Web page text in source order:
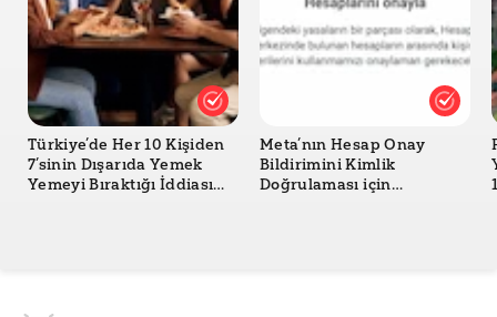
Türkiye’de Her 10 Kişiden
7’sinin Dışarıda Yemek
Yemeyi Bıraktığı İddiası
Meta’nın Hesap Onay
Bildirimini Kimlik
Doğrulaması için